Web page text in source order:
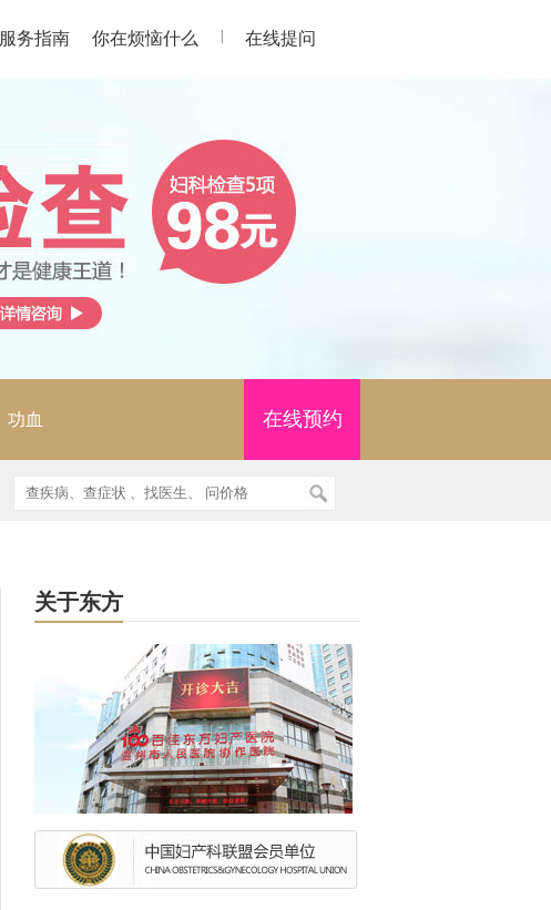
服务指南 你在烦恼什么 在线提问
功血 在线预约
关于东方